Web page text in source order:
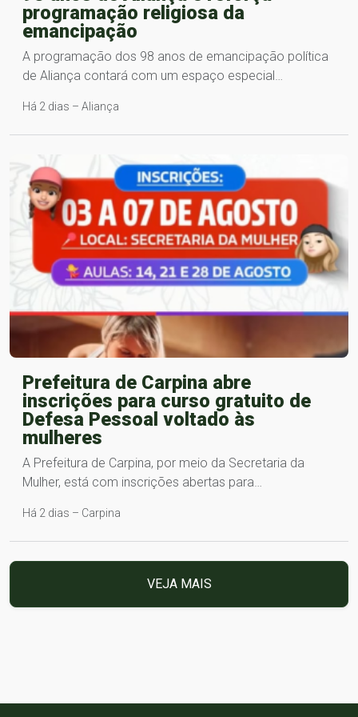
programação religiosa da
emancipação
A programação dos 98 anos de emancipação política
de Aliança contará com um espaço especial…
Há 2 dias – Aliança
Prefeitura de Carpina abre
inscrições para curso gratuito de
Defesa Pessoal voltado às
mulheres
A Prefeitura de Carpina, por meio da Secretaria da
Mulher, está com inscrições abertas para…
Há 2 dias – Carpina
VEJA MAIS